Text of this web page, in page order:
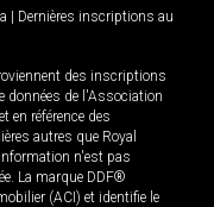
| Dernières inscriptions au
des inscriptions
données de l'Association
en référence des
autres que Royal
n'est pas
La marque DDF®
(ACI) et identifie le